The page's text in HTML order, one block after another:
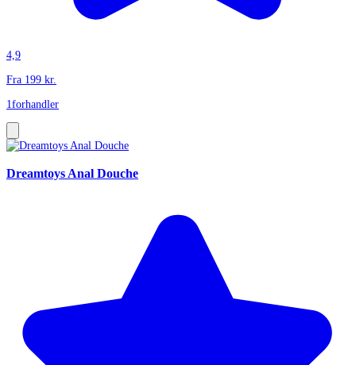
4,9
Fra 199 kr.
1forhandler
Dreamtoys Anal Douche